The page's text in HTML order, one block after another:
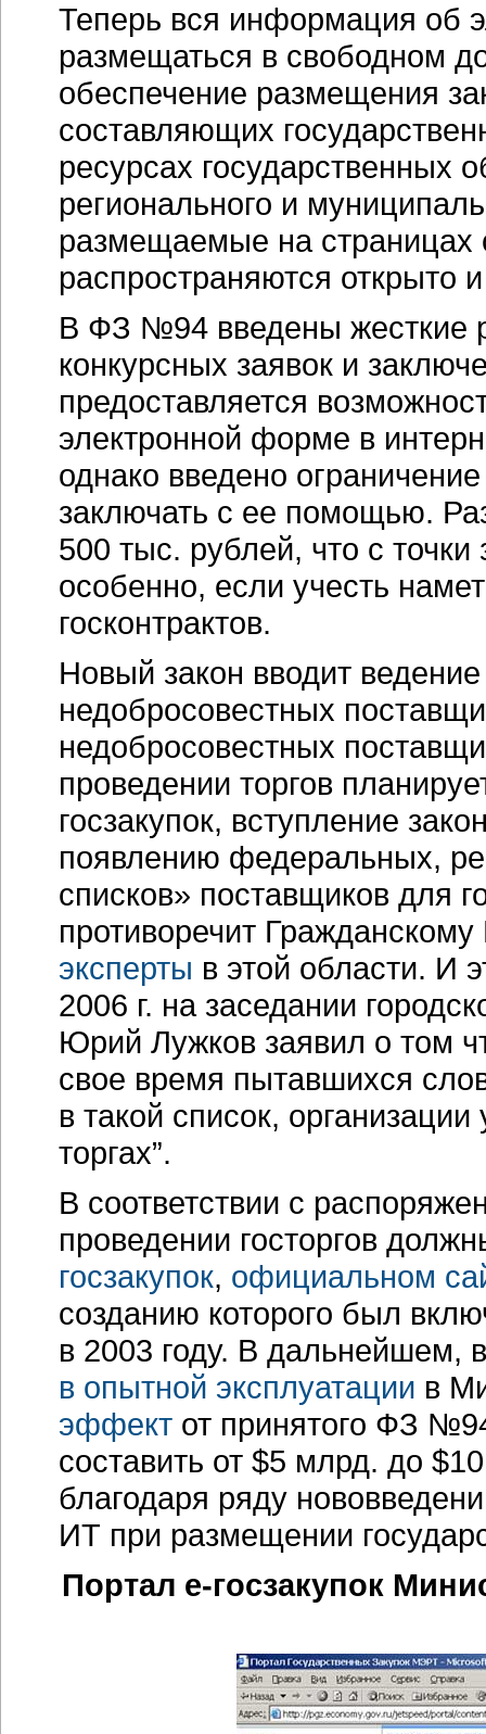
Теперь вся информация об
размещаться в свободном
обеспечение размещения
составляющих
ресурсах государственных
регионального и
размещаемые на страницах
распространяются открыто
В ФЗ №94 введены жесткие
конкурсных заявок и
предоставляется
электронной форме в
однако введено
заключать с ее помощью.
500 тыс. рублей, что с точки
особенно, если учесть
госконтрактов.
Новый закон вводит
недобросовестных
недобросовестных
проведении торгов
госзакупок, вступление
появлению федеральных,
списков» поставщиков для
противоречит
эксперты в этой области. И
2006 г. на заседании
Юрий Лужков заявил о том
свое время пытавшихся
в такой список,
торгах”.
В соответствии с
проведении госторгов
госзакупок, официальном
созданию которого был
в 2003 году. В дальнейшем,
в опытной эксплуатации в
эффект от принятого ФЗ
составить от $5 млрд. до
благодаря ряду
ИТ при размещении
Портал е-госзакупок